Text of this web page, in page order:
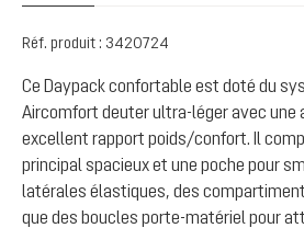
Réf. produit : 3420724
Ce Daypack confortable est doté du
Aircomfort deuter ultra-léger avec une
excellent rapport poids/confort. Il
principal spacieux et une poche pour
latérales élastiques, des
que des boucles porte-matériel pour